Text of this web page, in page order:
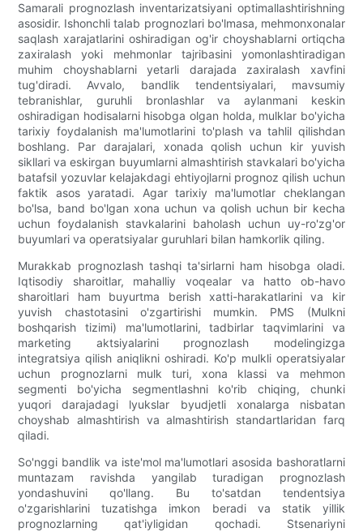
Samarali prognozlash inventarizatsiyani optimallashtirishning
asosidir. Ishonchli talab prognozlari bo'lmasa, mehmonxonalar
saqlash xarajatlarini oshiradigan og'ir choyshablarni ortiqcha
zaxiralash yoki mehmonlar tajribasini yomonlashtiradigan
muhim choyshablarni yetarli darajada zaxiralash xavfini
tug'diradi. Avvalo, bandlik tendentsiyalari, mavsumiy
tebranishlar, guruhli bronlashlar va aylanmani keskin
oshiradigan hodisalarni hisobga olgan holda, mulklar bo'yicha
tarixiy foydalanish ma'lumotlarini to'plash va tahlil qilishdan
boshlang. Par darajalari, xonada qolish uchun kir yuvish
sikllari va eskirgan buyumlarni almashtirish stavkalari bo'yicha
batafsil yozuvlar kelajakdagi ehtiyojlarni prognoz qilish uchun
faktik asos yaratadi. Agar tarixiy ma'lumotlar cheklangan
bo'lsa, band bo'lgan xona uchun va qolish uchun bir kecha
uchun foydalanish stavkalarini baholash uchun uy-ro'zg'or
buyumlari va operatsiyalar guruhlari bilan hamkorlik qiling.
Murakkab prognozlash tashqi ta'sirlarni ham hisobga oladi.
Iqtisodiy sharoitlar, mahalliy voqealar va hatto ob-havo
sharoitlari ham buyurtma berish xatti-harakatlarini va kir
yuvish chastotasini o'zgartirishi mumkin. PMS (Mulkni
boshqarish tizimi) ma'lumotlarini, tadbirlar taqvimlarini va
marketing aktsiyalarini prognozlash modelingizga
integratsiya qilish aniqlikni oshiradi. Ko'p mulkli operatsiyalar
uchun prognozlarni mulk turi, xona klassi va mehmon
segmenti bo'yicha segmentlashni ko'rib chiqing, chunki
yuqori darajadagi lyukslar byudjetli xonalarga nisbatan
choyshab almashtirish va almashtirish standartlaridan farq
qiladi.
So'nggi bandlik va iste'mol ma'lumotlari asosida bashoratlarni
muntazam ravishda yangilab turadigan prognozlash
yondashuvini qo'llang. Bu to'satdan tendentsiya
o'zgarishlarini tuzatishga imkon beradi va statik yillik
prognozlarning qat'iyligidan qochadi. Stsenariyni